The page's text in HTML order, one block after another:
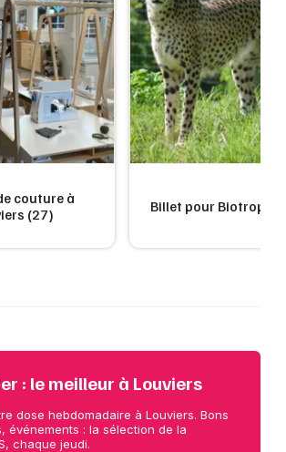
couture à
(27)
Billet pour
: le meilleur à Louviers
dose hebdomadaire à Louviers. Bons
événements : la sélection de la
chaque jeudi.